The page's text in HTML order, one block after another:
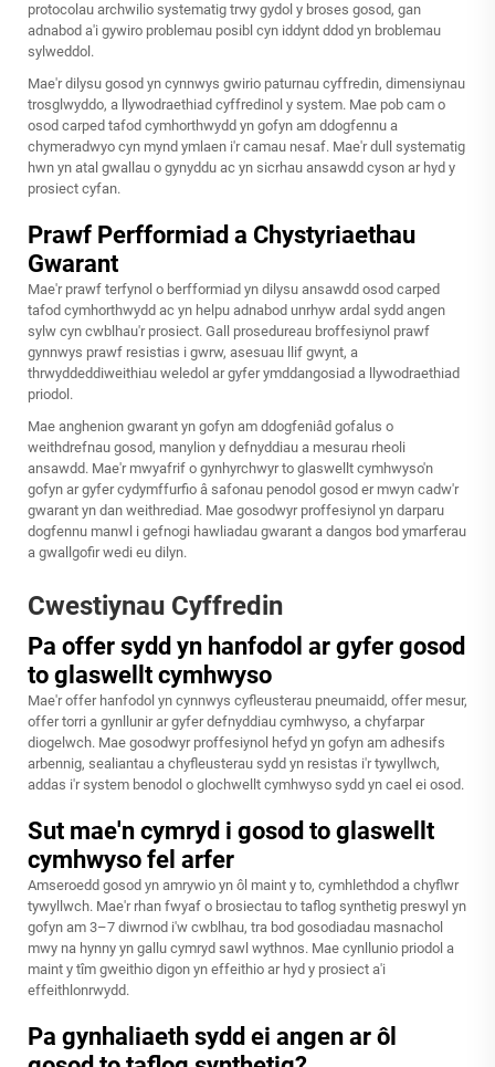
protocolau archwilio systematig trwy gydol y broses gosod, gan
adnabod a'i gywiro problemau posibl cyn iddynt ddod yn broblemau
sylweddol.
Mae'r dilysu gosod yn cynnwys gwirio paturnau cyffredin, dimensiynau
trosglwyddo, a llywodraethiad cyffredinol y system. Mae pob cam o
osod carped tafod cymhorthwydd yn gofyn am ddogfennu a
chymeradwyo cyn mynd ymlaen i'r camau nesaf. Mae'r dull systematig
hwn yn atal gwallau o gynyddu ac yn sicrhau ansawdd cyson ar hyd y
prosiect cyfan.
Prawf Perfformiad a Chystyriaethau
Gwarant
Mae'r prawf terfynol o berfformiad yn dilysu ansawdd osod carped
tafod cymhorthwydd ac yn helpu adnabod unrhyw ardal sydd angen
sylw cyn cwblhau'r prosiect. Gall prosedureau broffesiynol prawf
gynnwys prawf resistias i gwrw, asesuau llif gwynt, a
thrwyddeddiweithiau weledol ar gyfer ymddangosiad a llywodraethiad
priodol.
Mae anghenion gwarant yn gofyn am ddogfeniâd gofalus o
weithdrefnau gosod, manylion y defnyddiau a mesurau rheoli
ansawdd. Mae'r mwyafrif o gynhyrchwyr to glaswellt cymhwyso'n
gofyn ar gyfer cydymffurfio â safonau penodol gosod er mwyn cadw'r
gwarant yn dan weithrediad. Mae gosodwyr proffesiynol yn darparu
dogfennu manwl i gefnogi hawliadau gwarant a dangos bod ymarferau
a gwallgofir wedi eu dilyn.
Cwestiynau Cyffredin
Pa offer sydd yn hanfodol ar gyfer gosod
to glaswellt cymhwyso
Mae'r offer hanfodol yn cynnwys cyfleusterau pneumaidd, offer mesur,
offer torri a gynllunir ar gyfer defnyddiau cymhwyso, a chyfarpar
diogelwch. Mae gosodwyr proffesiynol hefyd yn gofyn am adhesifs
arbennig, sealiantau a chyfleusterau sydd yn resistas i'r tywyllwch,
addas i'r system benodol o glochwellt cymhwyso sydd yn cael ei osod.
Sut mae'n cymryd i gosod to glaswellt
cymhwyso fel arfer
Amseroedd gosod yn amrywio yn ôl maint y to, cymhlethdod a chyflwr
tywyllwch. Mae'r rhan fwyaf o brosiectau to taflog synthetig preswyl yn
gofyn am 3–7 diwrnod i'w cwblhau, tra bod gosodiadau masnachol
mwy na hynny yn gallu cymryd sawl wythnos. Mae cynllunio priodol a
maint y tîm gweithio digon yn effeithio ar hyd y prosiect a'i
effeithlonrwydd.
Pa gynhaliaeth sydd ei angen ar ôl